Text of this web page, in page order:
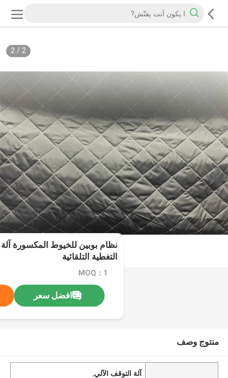
2
/
2
نظام بوبين للخيوط المكسورة آلة
التغطية التلقائية
MOQ：1
افضل سعر
منتوج وصف
آلة التوقف الآلي,